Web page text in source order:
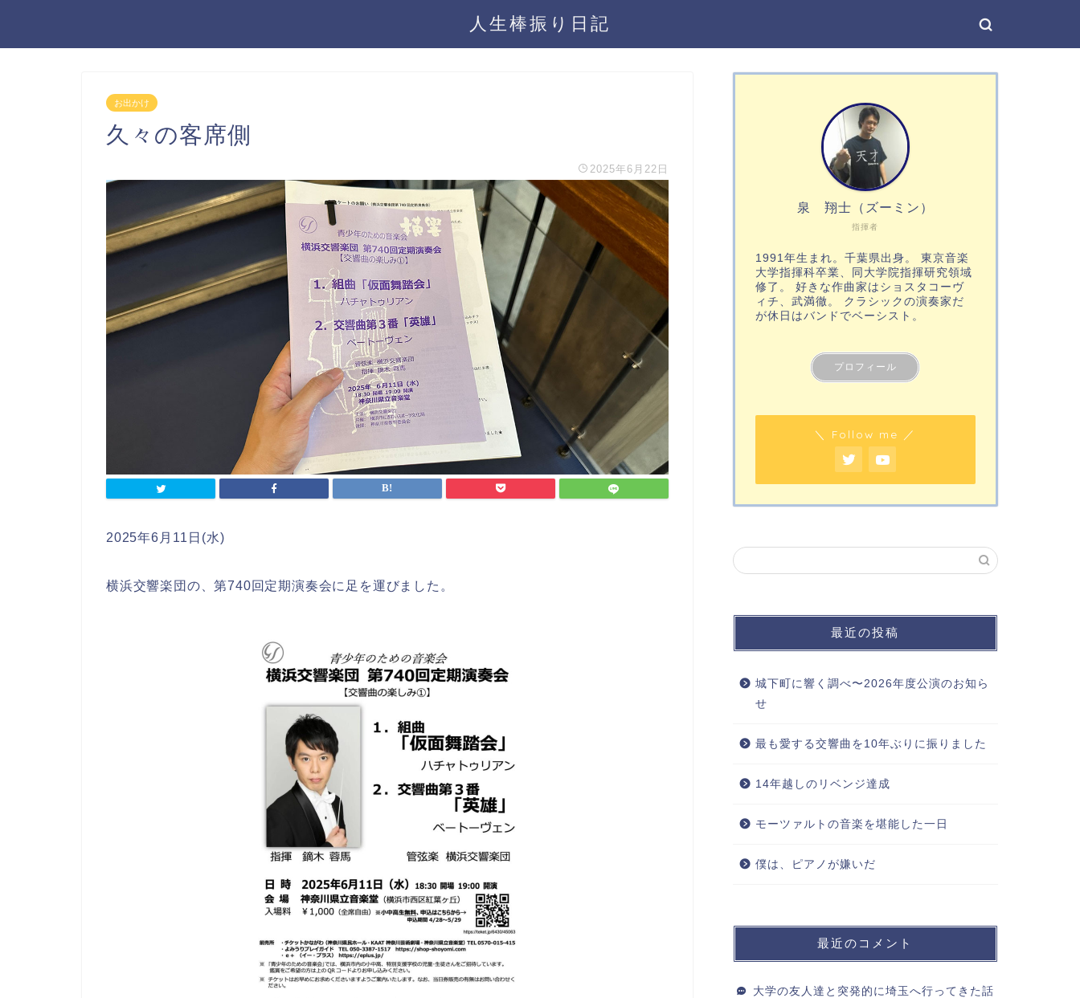
人生棒振り日記
お出かけ
久々の客席側
2025年6月22日
2025年6月11日(水)
横浜交響楽団の、第740回定期演奏会に足を運びました。
指揮者
泉 翔士（ズーミン）
1991年生まれ。千葉県出身。 東京音楽
大学指揮科卒業、同大学院指揮研究領域
修了。 好きな作曲家はショスタコーヴ
ィチ、武満徹。 クラシックの演奏家だ
が休日はバンドでベーシスト。
プロフィール
＼ Follow me ／
最近の投稿
城下町に響く調べ〜2026年度公演のお知ら
せ
最も愛する交響曲を10年ぶりに振りました
14年越しのリベンジ達成
モーツァルトの音楽を堪能した一日
僕は、ピアノが嫌いだ
最近のコメント
大学の友人達と突発的に埼玉へ行ってきた話